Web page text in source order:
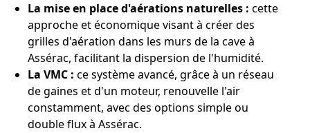
La mise en place d'aérations naturelles : cette
approche et économique visant à créer des
grilles d'aération dans les murs de la cave à
Assérac, facilitant la dispersion de l'humidité.
La VMC : ce système avancé, grâce à un réseau
de gaines et d'un moteur, renouvelle l'air
constamment, avec des options simple ou
double flux à Assérac.